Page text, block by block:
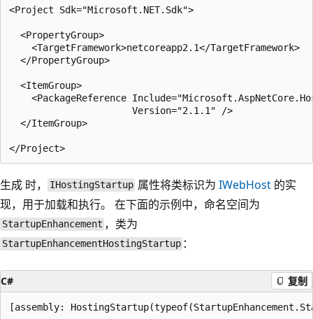
<Project Sdk="Microsoft.NET.Sdk">
  <PropertyGroup>
    <TargetFramework>netcoreapp2.1</TargetFramework>
  </PropertyGroup>
  <ItemGroup>
<PackageReference
                      Version="2.1.1" />
  </ItemGroup>
生成 时， IHostingStartup 属性将类标识为IWebHost 的实
现，用于加载和执行。 在下面的示例中，命名空间为
StartupEnhancement ，类为
StartupEnhancementHostingStartup ：
C# 复制